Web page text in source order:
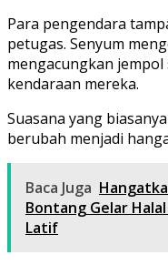
Para pengendara
petugas. Senyum
mengacungkan
kendaraan mereka.
Suasana yang
berubah menjadi
Baca Juga
Bontang Gelar Halal
Latif